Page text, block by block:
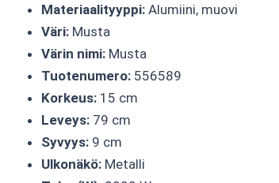
Materiaalityyppi:Alumiini, muovi
Väri:Musta
Värin nimi:Musta
Tuotenumero:556589
Korkeus:15 cm
Leveys:79 cm
Syvyys:9 cm
Ulkonäkö:Metalli